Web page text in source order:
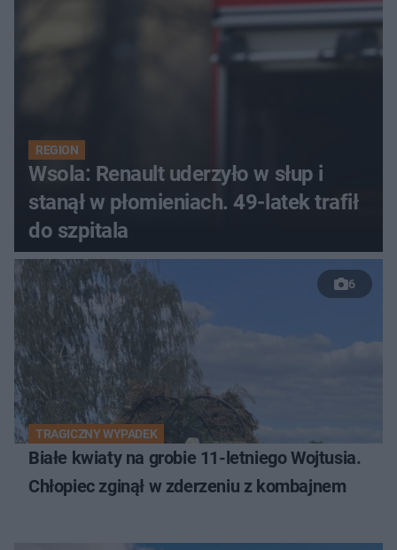
REGION
Wsola: Renault uderzyło w słup i
stanął w płomieniach. 49-latek trafił
do szpitala
6
TRAGICZNY WYPADEK
Białe kwiaty na grobie 11-letniego Wojtusia.
Chłopiec zginął w zderzeniu z kombajnem